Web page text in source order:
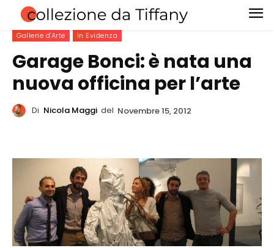
Gallerie d'Arte In Evidenza
Garage Bonci: è nata una
nuova officina per l’arte
Di Nicola Maggi del Novembre 15, 2012